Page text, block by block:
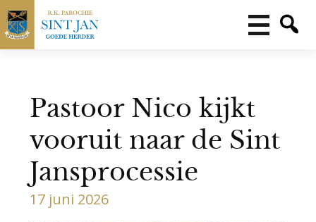
Pastoor Nico kijkt
vooruit naar de Sint
Jansprocessie
17 juni 2026